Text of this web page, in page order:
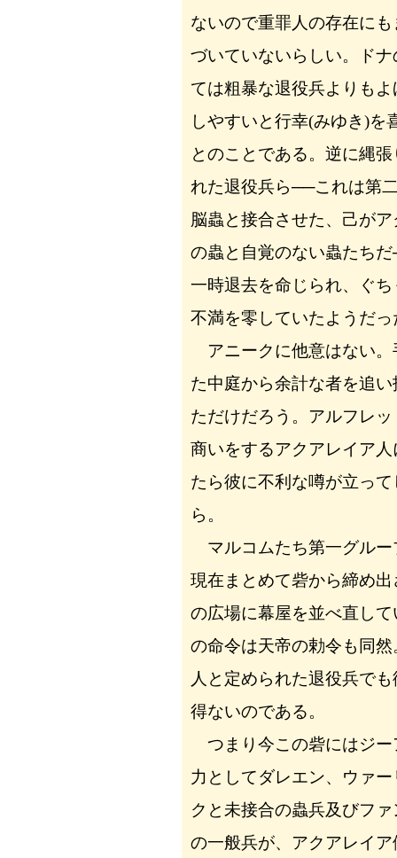
ないので重罪人の存在に
づいていないらしい。ド
ては粗暴な退役兵よりも
しやすいと行幸(みゆき)を
とのことである。逆に縄
れた退役兵ら──これは第
脳蟲と接合させた、己が
の蟲と自覚のない蟲たち
一時退去を命じられ、ぐ
不満を零していたようだっ
アニークに他意はない。
た中庭から余計な者を追
ただけだろう。アルフレ
商いをするアクアレイア
たら彼に不利な噂が立っ
ら。
マルコムたち第一グルー
現在まとめて砦から締め
の広場に幕屋を並べ直し
の命令は天帝の勅令も同
人と定められた退役兵で
得ないのである。
つまり今この砦にはジー
力としてダレエン、ウァ
クと未接合の蟲兵及びフ
の一般兵が、アクアレイ